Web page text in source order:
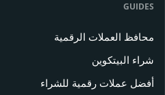
GUIDES
محافظ العملات الرقمية
شراء البيتكوين
أفضل عملات رقمية للشراء